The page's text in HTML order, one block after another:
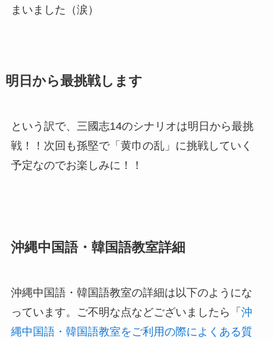
まいました（涙）
明日から最挑戦します
という訳で、三國志14のシナリオは明日から最挑
戦！！次回も孫堅で「黄巾の乱」に挑戦していく
予定なのでお楽しみに！！
沖縄中国語・韓国語教室詳細
沖縄中国語・韓国語教室の詳細は以下のようにな
っています。ご不明な点などございましたら「 沖
縄中国語・韓国語教室をご利用の際によくある質